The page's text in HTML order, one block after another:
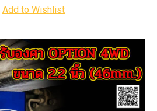
Add to Wishlist